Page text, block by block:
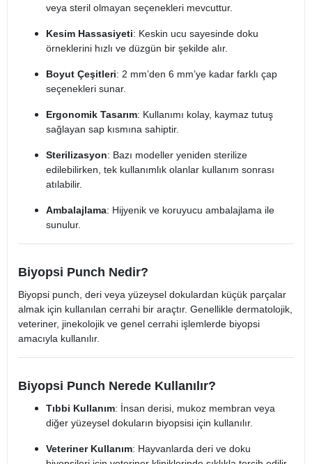
veya steril olmayan seçenekleri mevcuttur.
Kesim Hassasiyeti: Keskin ucu sayesinde doku
örneklerini hızlı ve düzgün bir şekilde alır.
Boyut Çeşitleri: 2 mm’den 6 mm’ye kadar farklı çap
seçenekleri sunar.
Ergonomik Tasarım: Kullanımı kolay, kaymaz tutuş
sağlayan sap kısmına sahiptir.
Sterilizasyon: Bazı modeller yeniden sterilize
edilebilirken, tek kullanımlık olanlar kullanım sonrası
atılabilir.
Ambalajlama: Hijyenik ve koruyucu ambalajlama ile
sunulur.
Biyopsi Punch Nedir?
Biyopsi punch, deri veya yüzeysel dokulardan küçük parçalar
almak için kullanılan cerrahi bir araçtır. Genellikle dermatolojik,
veteriner, jinekolojik ve genel cerrahi işlemlerde biyopsi
amacıyla kullanılır.
Biyopsi Punch Nerede Kullanılır?
Tıbbi Kullanım: İnsan derisi, mukoz membran veya
diğer yüzeysel dokuların biyopsisi için kullanılır.
Veteriner Kullanım: Hayvanlarda deri ve doku